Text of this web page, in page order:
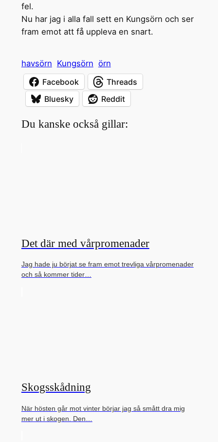
fel.
Nu har jag i alla fall sett en Kungsörn och ser
fram emot att få uppleva en snart.
havsörn Kungsörn örn
Facebook
Threads
Bluesky
Reddit
Du kanske också gillar:
Det där med vårpromenader
Jag hade ju börjat se fram emot trevliga vårpromenader
och så kommer tider…
Skogsskådning
När hösten går mot vinter börjar jag så smått dra mig
mer ut i skogen. Den…